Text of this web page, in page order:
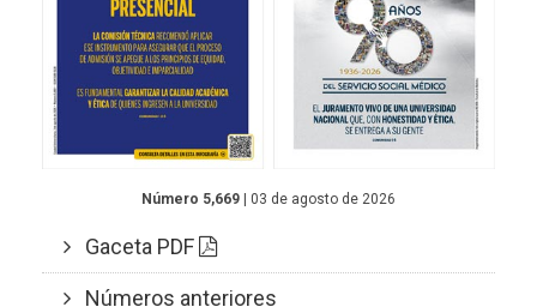
Número 5,669 | 03 de agosto de 2026
Gaceta PDF
Números anteriores